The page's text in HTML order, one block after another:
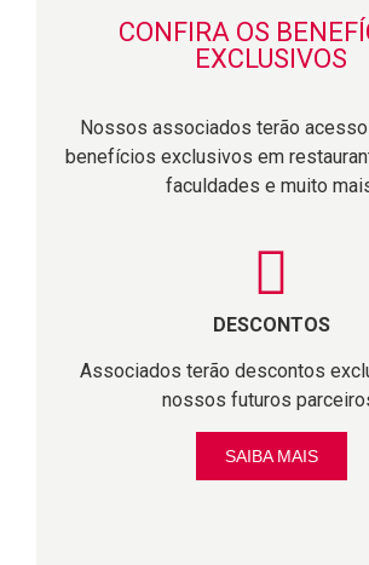
CONFIRA OS
EXCLUSIVOS
Nossos associados terão
benefícios exclusivos em
faculdades e muito
DESCONTOS
Associados terão descontos
nossos futuros
SAIBA MAIS